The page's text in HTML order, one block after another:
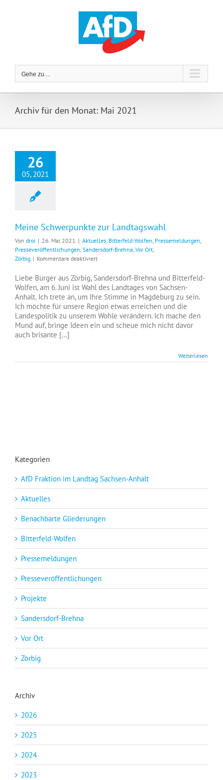
Gehe zu ...
Archiv für den Monat: Mai 2021
26
05, 2021
Meine Schwerpunkte zur Landtagswahl
Von droi | 26. Mai 2021 | Aktuelles, Bitterfeld-Wolfen, Pressemeldungen,
Presseveröffentlichungen, Sandersdorf-Brehna, Vor Ort,
Zörbig | Kommentare deaktiviertfür
Schwerpunkte
zur
Landtagswahl
Liebe Bürger aus Zörbig, Sandersdorf-Brehna und Bitterfeld-
Wolfen, am 6. Juni ist Wahl des Landtages von Sachsen-
Anhalt. Ich trete an, um Ihre Stimme in Magdeburg zu sein.
Ich möchte für unsere Region etwas erreichen und die
Landespolitik zu unserem Wohle verändern. Ich mache den
Mund auf, bringe Ideen ein und scheue mich nicht davor
auch brisante [...]
Weiterlesen
Kategorien
AfD Fraktion im Landtag Sachsen-Anhalt
Aktuelles
Benachbarte Gliederungen
Bitterfeld-Wolfen
Pressemeldungen
Presseveröffentlichungen
Projekte
Sandersdorf-Brehna
Vor Ort
Zörbig
Archiv
2026
2025
2024
2023